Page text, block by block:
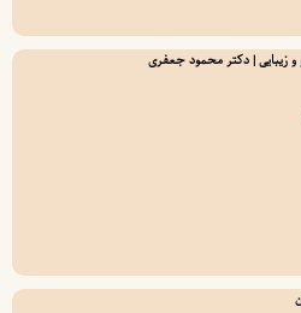
| دکتر محمود جعفری